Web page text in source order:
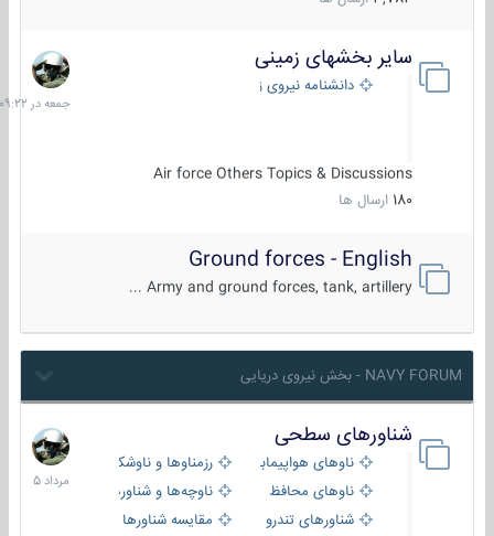
سایر بخشهای زمینی
دانشنامه نیروی زمینی
Air force Others Topics & Discussions
180 ارسال ها
جمعه
در
09:22
Ground forces - English
Army and ground forces, tank, artillery ...
NAVY FORUM - بخش نیروی دریایی
شناورهای سطحی
ناوهای هواپیمابر و بالگرد بررزمناوها و ناوشکن‌ها
ناوهای محافظ
ناوچه‌ها و شناورهای گشتی
شناورهای تندرو
مقایسه شناورها
2
مرداد
1405